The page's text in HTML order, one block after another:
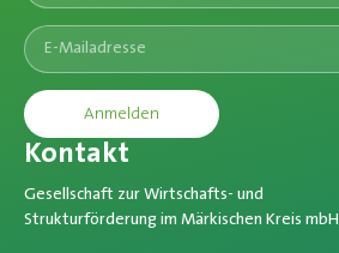
Anmelden
Kontakt
Gesellschaft zur Wirtschafts- und
Strukturförderung im Märkischen Kreis mbH